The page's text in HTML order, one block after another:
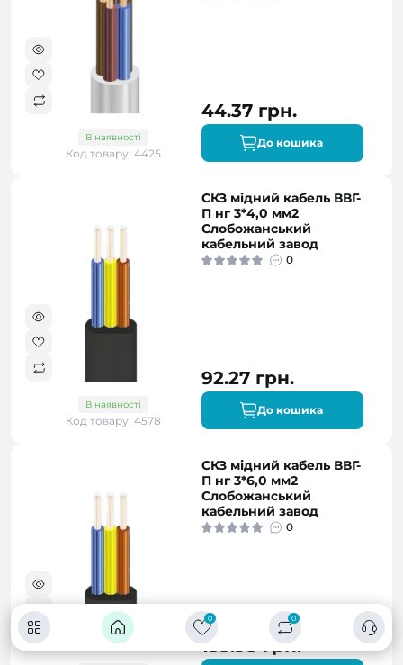
0 0
В наявності
Код товару: 4425
44.37 грн.
До кошика
В наявності
Код товару: 4578
СКЗ мідний кабель ВВГ-
П нг 3*4,0 мм2
Слобожанський
кабельний завод
0
92.27 грн.
До кошика
СКЗ мідний кабель ВВГ-
П нг 3*6,0 мм2
Слобожанський
кабельний завод
0
133.95 грн.